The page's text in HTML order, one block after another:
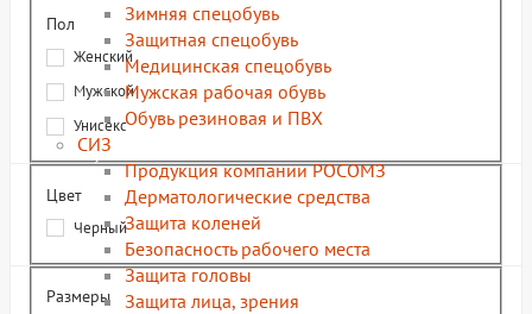
Зимняя спецобувь
Защитная спецобувь
Медицинская спецобувь
Мужская рабочая обувь
Обувь резиновая и ПВХ
СИЗ
Продукция компании РОСОМЗ
Дерматологические средства
Защита коленей
Безопасность рабочего места
Защита головы
Защита лица, зрения
Пол
Женский
Мужской
Унисекс
Цвет
Черный
Размеры